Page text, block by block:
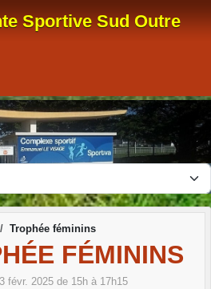
Sportive Sud Outre
Trophée féminins
FÉMININS
févr. 2025 de 15h à 17h15